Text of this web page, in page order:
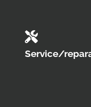
Service/